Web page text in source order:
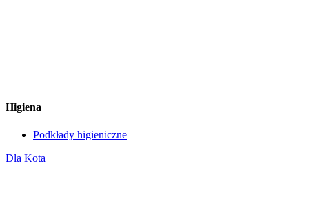
Higiena
Podkłady higieniczne
Dla Kota